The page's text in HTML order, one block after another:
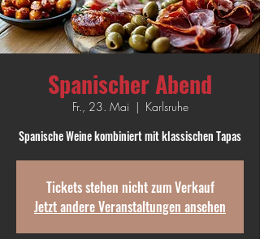
Spanischer Abend
Fr., 23. Mai
  |
Karlsruhe
Spanische Weine kombiniert mit klassischen Tapas
Tickets stehen nicht zum Verkauf
Jetzt andere Veranstaltungen ansehen